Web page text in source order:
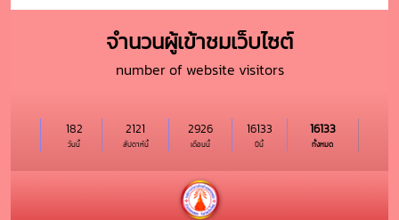
จำนวนผู้เข้าชมเว็บไซต์
number of website visitors
วันนี้
182
สัปดาห์นี้
2121
เดือนนี้
2926
ปีนี้
16133
ทั้งหมด
16133